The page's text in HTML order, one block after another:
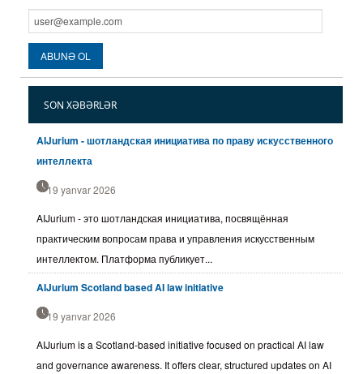
SON XƏBƏRLƏR
AIJurium - шотландская инициатива по праву искусственного
интеллекта
19 yanvar 2026
AIJurium - это шотландская инициатива, посвящённая
практическим вопросам права и управления искусственным
интеллектом. Платформа публикует...
AIJurium Scotland based AI law initiative
19 yanvar 2026
AIJurium is a Scotland-based initiative focused on practical AI law
and governance awareness. It offers clear, structured updates on AI